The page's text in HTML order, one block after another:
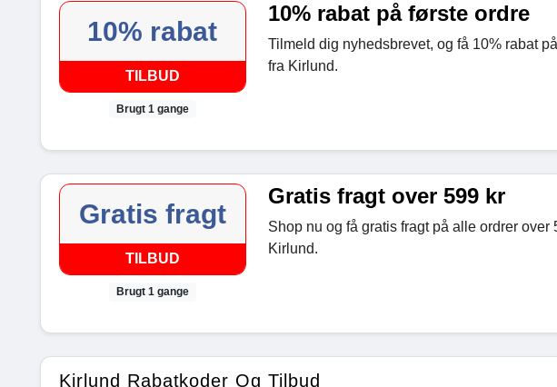
10% rabat
TILBUD
Brugt 1 gange
10% rabat på første ordre
Tilmeld dig nyhedsbrevet, og få 10% rabat
fra Kirlund.
Gratis fragt
TILBUD
Brugt 1 gange
Gratis fragt over 599 kr
Shop nu og få gratis fragt på alle ordrer over
Kirlund.
Kirlund Rabatkoder Og Tilbud